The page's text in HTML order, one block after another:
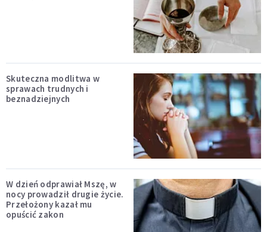
Skuteczna modlitwa w
sprawach trudnych i
beznadziejnych
W dzień odprawiał Mszę, w
nocy prowadził drugie życie.
Przełożony kazał mu
opuścić zakon